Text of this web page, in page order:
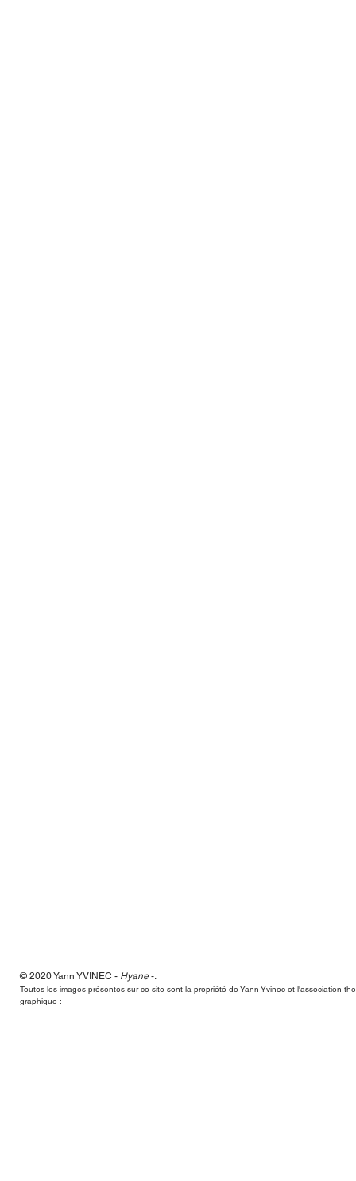
Hyane,Yann Yvinec,plasticien, sculpteur, toulouse, dessins,
© 2020 Yann YVINEC - Hyane -
Toutes les images présentes sur ce site sont la propriété de Yann Yvinec et l'association
graphique :